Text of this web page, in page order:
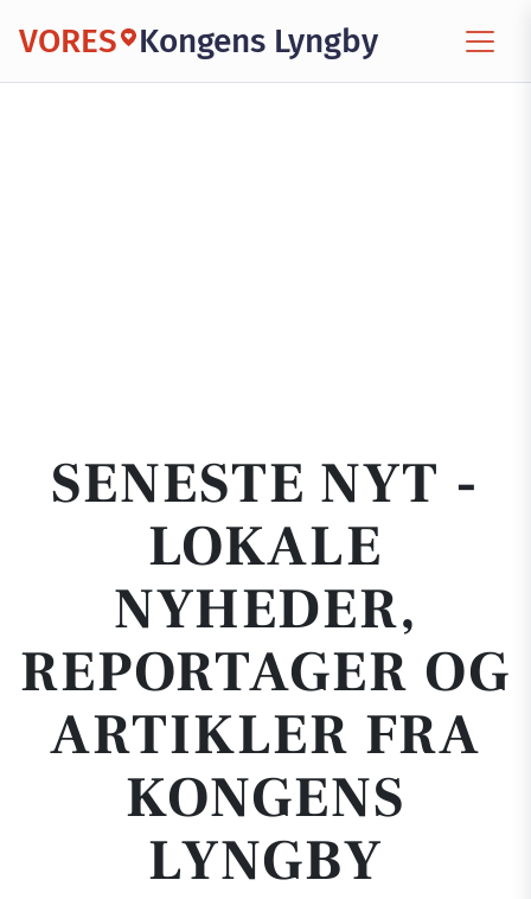
VORES Kongens Lyngby
SENESTE NYT -
LOKALE
NYHEDER,
REPORTAGER OG
ARTIKLER FRA
KONGENS
LYNGBY